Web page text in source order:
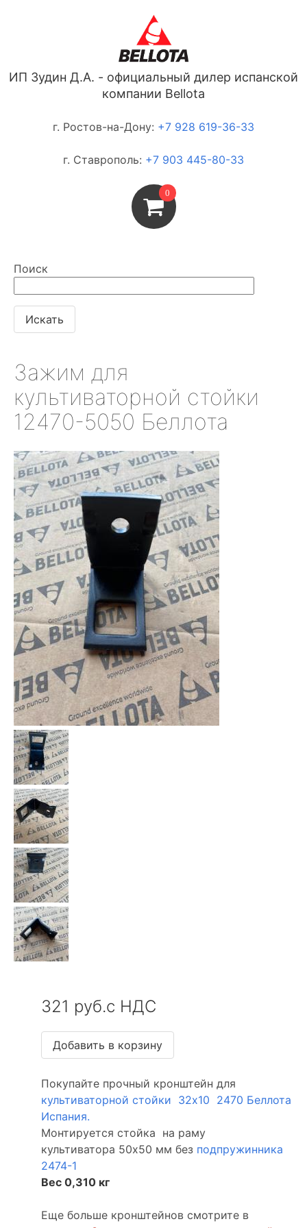
ИП Зудин Д.А. - официальный дилер испанской
компании Bellota
г. Ростов-на-Дону: +7 928 619-36-33
г. Ставрополь: +7 903 445-80-33
0
Поиск
Зажим для
культиваторной стойки
12470-5050 Беллота
321 руб.с НДС
Покупайте прочный кронштейн для
культиваторной стойки 32x10 2470 Беллота
Испания.
Монтируется стойка на раму
культиватора 50x50 мм без подпружинника
2474-1
Вес 0,310 кг
Еще больше кронштейнов смотрите в